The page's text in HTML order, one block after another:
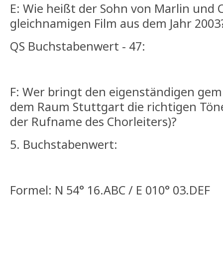
E: Wie heißt der Sohn von Marlin und
gleichnamigen Film aus dem Jahr
QS Buchstabenwert - 47:
F: Wer bringt den eigenständigen
dem Raum Stuttgart die richtigen
der Rufname des Chorleiters)?
5. Buchstabenwert:
Formel: N 54° 16.ABC / E 010° 03.DEF